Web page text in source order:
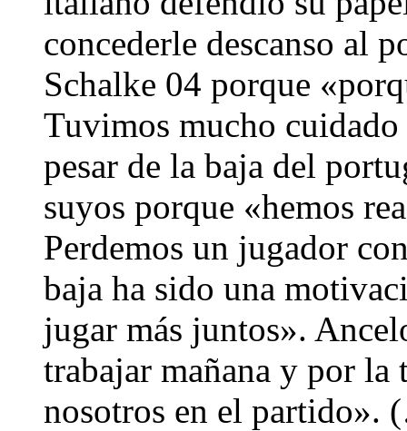
concederle descanso al
Schalke 04 porque
Tuvimos mucho
pesar de la baja del
suyos porque «hemos
Perdemos un jugador
baja ha sido una
jugar más juntos».
trabajar mañana y por la
nosotros en el partido».